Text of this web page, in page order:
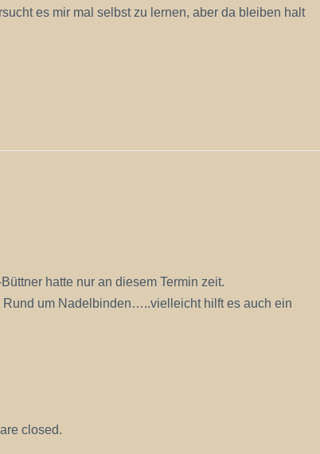
es mir mal selbst zu lernen, aber da bleiben halt
hatte nur an diesem Termin zeit.
um Nadelbinden…..vielleicht hilft es auch ein
closed.